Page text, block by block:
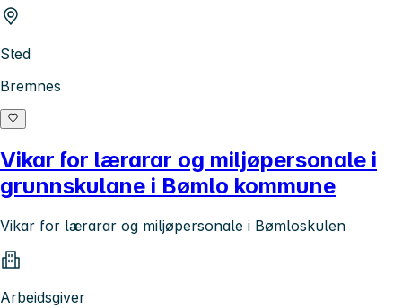
Sted
Bremnes
Vikar for lærarar og miljøpersonale i
grunnskulane i Bømlo kommune
Vikar for lærarar og miljøpersonale i Bømloskulen
Arbeidsgiver